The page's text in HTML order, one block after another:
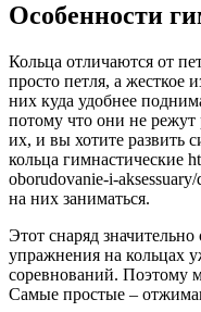
Особенности
Кольца отличаются от
просто петля, а жесткое
них куда удобнее
потому что они не режут
их, и вы хотите развить
кольца гимнастические
oborudovanie-i-
на них заниматься.
Этот снаряд
упражнения на кольцах
соревнований. Поэтому
Самые простые –